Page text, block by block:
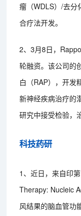
瘤（WDLS）/去分
合疗法开发。
2、3月8日，
轮融资。该公司的
白（RAP），开发
新神经疾病治疗的
研究中接受检验，
科技药研
1、近日，来自印
Therapy: Nucleic
风结果的脑血管功